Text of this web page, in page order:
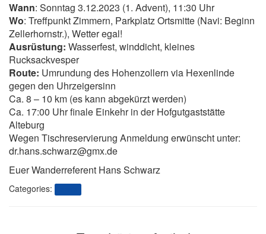
Wann: Sonntag 3.12.2023 (1. Advent), 11:30 Uhr
Wo: Treffpunkt Zimmern, Parkplatz Ortsmitte (Navi: Beginn
Zellerhornstr.), Wetter egal!
Ausrüstung: Wasserfest, winddicht, kleines
Rucksackvesper
Route: Umrundung des Hohenzollern via Hexenlinde
gegen den Uhrzeigersinn
Ca. 8 – 10 km (es kann abgekürzt werden)
Ca. 17:00 Uhr finale Einkehr in der Hofgutgaststätte
Alteburg
Wegen Tischreservierung Anmeldung erwünscht unter:
dr.hans.schwarz@gmx.de
Euer Wanderreferent Hans Schwarz
Categories: